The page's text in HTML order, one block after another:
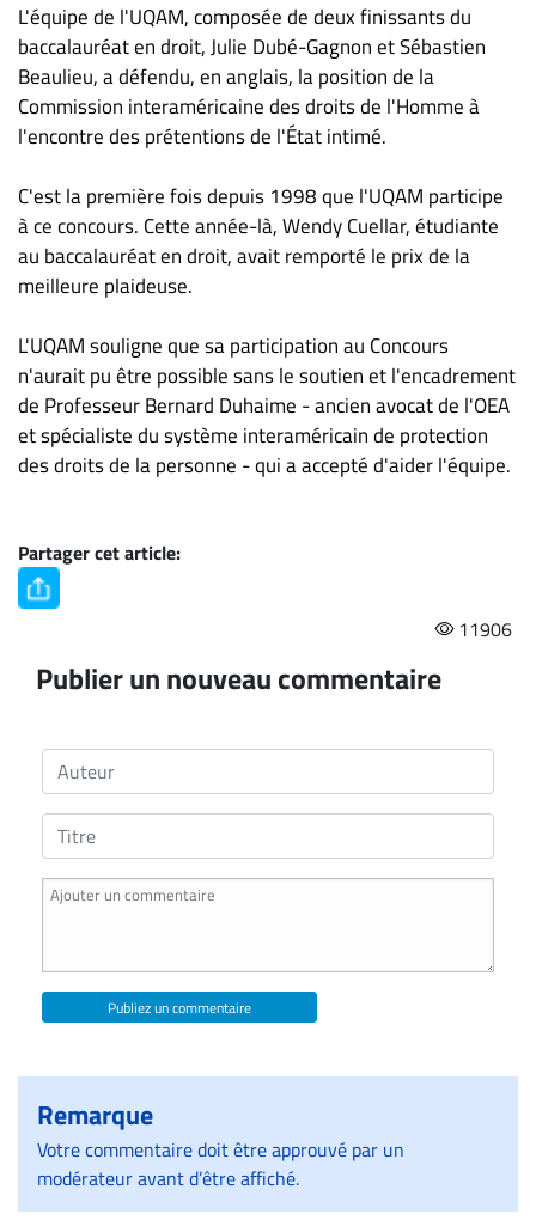
L'équipe de l'UQAM, composée de deux finissants du
baccalauréat en droit, Julie Dubé-Gagnon et Sébastien
Beaulieu, a défendu, en anglais, la position de la
Commission interaméricaine des droits de l'Homme à
l'encontre des prétentions de l'État intimé.
C'est la première fois depuis 1998 que l'UQAM participe
à ce concours. Cette année-là, Wendy Cuellar, étudiante
au baccalauréat en droit, avait remporté le prix de la
meilleure plaideuse.
L'UQAM souligne que sa participation au Concours
n'aurait pu être possible sans le soutien et l'encadrement
de Professeur Bernard Duhaime - ancien avocat de l'OEA
et spécialiste du système interaméricain de protection
des droits de la personne - qui a accepté d'aider l'équipe.
Partager cet article:
11906
Publier un nouveau commentaire
Publiez un commentaire
Remarque
Votre commentaire doit être approuvé par un
modérateur avant d’être affiché.